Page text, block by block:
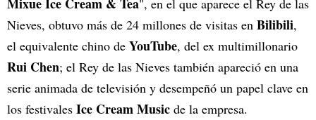
Mixue Ice Cream & Tea", en el que aparece el Rey de las
Nieves, obtuvo más de 24 millones de visitas en Bilibili,
el equivalente chino de YouTube, del ex multimillonario
Rui Chen; el Rey de las Nieves también apareció en una
serie animada de televisión y desempeñó un papel clave en
los festivales Ice Cream Music de la empresa.